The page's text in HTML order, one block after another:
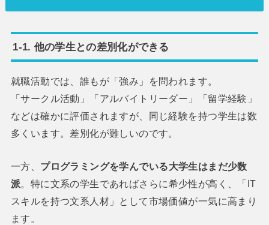
1-1. 他の学生との差別化ができる
就職活動では、誰もが「強み」を問われます。
「サークル活動」「アルバイトリーダー」「留学経験」
などは確かに評価されますが、同じ経験を持つ学生は数
多くいます。差別化が難しいのです。
一方、 プログラミングを学んでいる大学生はまだ少数
派。特に文系の学生であればさらに希少性が高く、「IT
スキルを持つ文系人材」として市場価値が一気に高まり
ます。